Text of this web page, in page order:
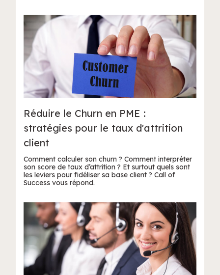
Réduire le Churn en PME :
stratégies pour le taux d'attrition
client
Comment calculer son churn ? Comment interpréter
son score de taux d’attrition ? Et surtout quels sont
les leviers pour fidéliser sa base client ? Call of
Success vous répond.